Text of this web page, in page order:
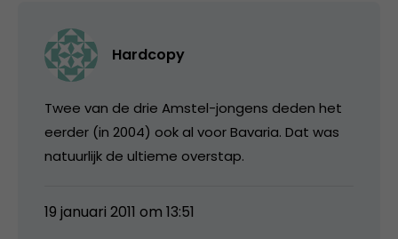
Hardcopy
Twee van de drie Amstel-jongens deden het
eerder (in 2004) ook al voor Bavaria. Dat was
natuurlijk de ultieme overstap.
19 januari 2011 om 13:51